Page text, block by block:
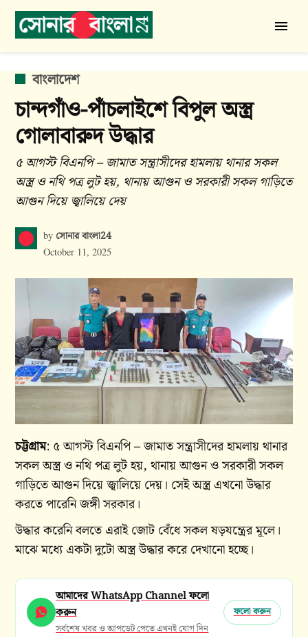
Skip
বাংলা
24
POSTED
বাংলাদেশ
চান্দগাঁও-পাঁচলাইশে বিপুল অস্ত্র
গোলাবারুদ উদ্ধার
৫ আগস্ট বিএনপি – জামাত সন্ত্রাসীদের হামলায় থানার সকল
অস্ত্র ও নথি পত্র লুট হয়, থানায় আগুন ও সরকারী সকল গাড়িতে
আগুন দিয়ে জ্বালিয়ে দেয়
by সোনার বাংলা24
October 11, 2025
চট্টগ্রাম: ৫ আগস্ট বিএনপি – জামাত সন্ত্রাসীদের হামলায় থানার
সকল অস্ত্র ও নথি পত্র লুট হয়, থানায় আগুন ও সরকারী সকল
গাড়িতে আগুন দিয়ে জ্বালিয়ে দেয়⁩। সেই অস্ত্র এখনো উদ্ধার
করতে পারেনি জঙ্গী সরকার।
উদ্ধার করেনি বলতে এরাই জোট বেঁধে সকল ষড়যন্ত্রের মূলে।
মাঝে মধ্যে একটা দুটো অস্ত্র উদ্ধার করে দেখানো হচ্ছে।
আমাদের WhatsApp Channel ফলো
করুন
সর্বশেষ খবর ও আপডেট পেতে এখনই যোগ দিন
ফলো করুন